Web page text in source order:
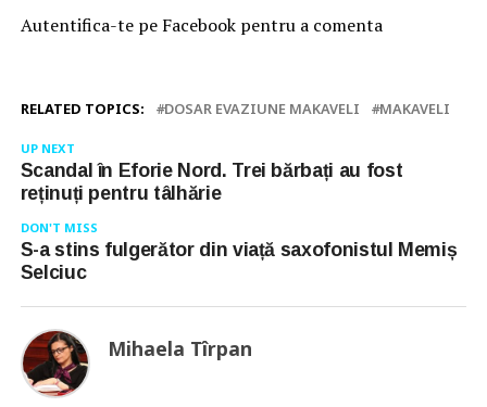
Autentifica-te pe Facebook pentru a comenta
RELATED TOPICS: DOSAR EVAZIUNE MAKAVELI MAKAVELI
UP NEXT
Scandal în Eforie Nord. Trei bărbați au fost
reținuți pentru tâlhărie
DON'T MISS
S-a stins fulgerător din viață saxofonistul Memiș
Selciuc
Mihaela Tîrpan